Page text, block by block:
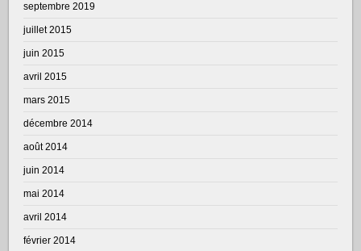
septembre 2019
juillet 2015
juin 2015
avril 2015
mars 2015
décembre 2014
août 2014
juin 2014
mai 2014
avril 2014
février 2014